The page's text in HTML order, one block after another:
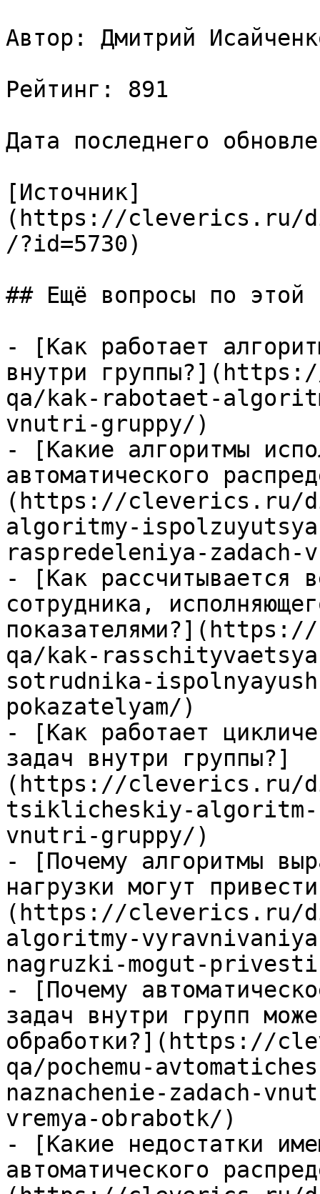
Автор: Дмитрий
Рейтинг: 891
Дата последнего
[Источник]
(https://cleverics.ru/
/?id=5730)
## Ещё вопросы по этой
- [Как работает
внутри
qa/kak-rabotaet-
vnutri-gruppy/)
- [Какие алгоритмы
автоматического
(https://cleverics.ru/
algoritmy-
raspredeleniya-
- [Как рассчитывается
сотрудника,
qa/kak-
sotrudnika-
pokazatelyam/)
- [Как работает
задач внутри группы?]
(https://cleverics.ru/
tsiklicheskiy-algoritm-
vnutri-gruppy/)
- [Почему алгоритмы
нагрузки могут
(https://cleverics.ru/
algoritmy-
nagruzki-mogut-
- [Почему
задач внутри групп
обработки?](https://
qa/pochemu-
naznachenie-zadach-
vremya-obrabotk/)
- [Какие недостатки
автоматического